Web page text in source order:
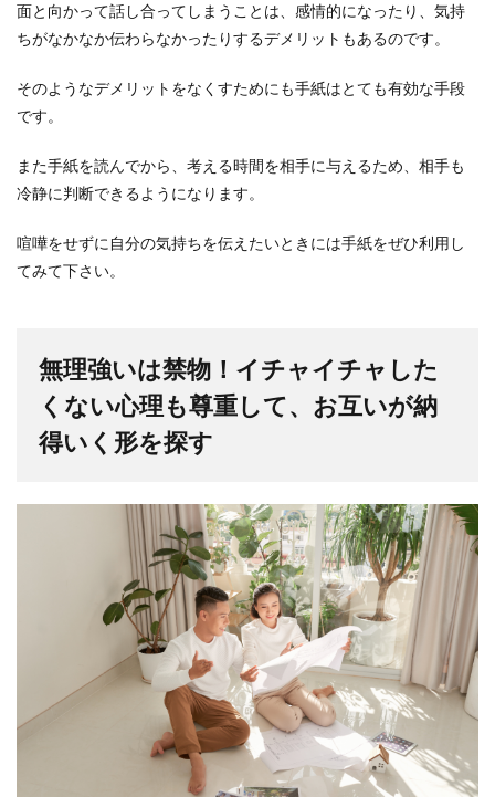
面と向かって話し合ってしまうことは、感情的になったり、気持
ちがなかなか伝わらなかったりするデメリットもあるのです。
そのようなデメリットをなくすためにも手紙はとても有効な手段
です。
また手紙を読んでから、考える時間を相手に与えるため、相手も
冷静に判断できるようになります。
喧嘩をせずに自分の気持ちを伝えたいときには手紙をぜひ利用し
てみて下さい。
無理強いは禁物！イチャイチャした
くない心理も尊重して、お互いが納
得いく形を探す